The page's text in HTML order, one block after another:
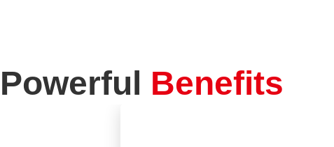
Powerful Benefits